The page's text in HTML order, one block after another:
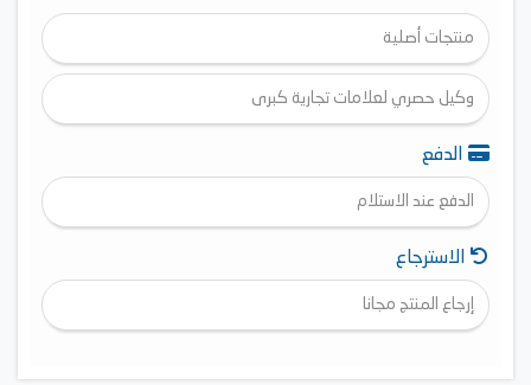
زجاج باب الفرن مصنع ب SCHOTT بألمانيا
لمبه اضاءة
منتجات أصلية
وكيل حصري لعلامات تجارية كبرى
الدفع
الدفع عند الاستلام
الاسترجاع
إرجاع المنتج مجانا